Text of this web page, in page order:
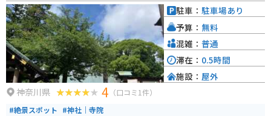
にコインパーキングや駐輪場があり、バイクでの訪問もしやすい環境。横浜
観光の合間に本牧の歴史と文化を感じられる立ち寄りスポットとしておすす
めです。
神奈川県 4 （口コミ1件）
#絶景スポット #神社｜寺院
駐車： 駐車場あり
予算： 無料
混雑： 普通
滞在： 0.5時間
施設： 屋外